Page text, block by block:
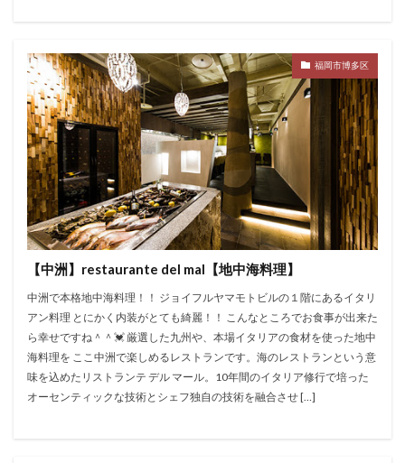
福岡市博多区
【中洲】restaurante del mal【地中海料理】
中洲で本格地中海料理！！ ジョイフルヤマモトビルの１階にあるイタリ
アン料理 とにかく内装がとても綺麗！！ こんなところでお食事が出来た
ら幸せですね＾＾💓 厳選した九州や、本場イタリアの食材を使った地中
海料理を ここ中洲で楽しめるレストランです。海のレストランという意
味を込めたリストランテ デル マール。10年間のイタリア修行で培った
オーセンティックな技術とシェフ独自の技術を融合させ […]